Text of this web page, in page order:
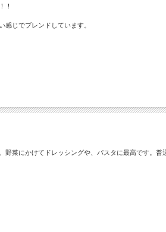
！
感じでブレンドしています。
菜にかけてドレッシングや、パスタに最高です。普